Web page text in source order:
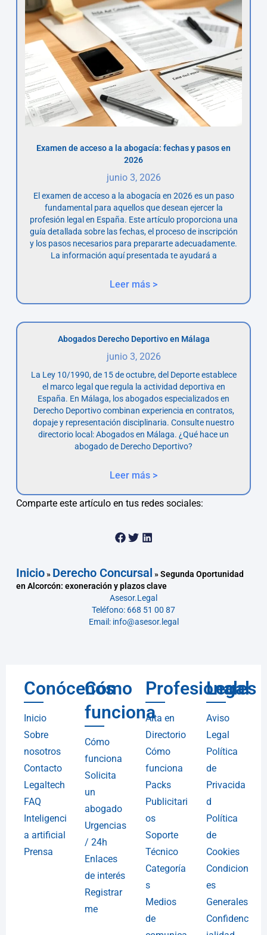
Examen de acceso a la abogacía: fechas y pasos en
2026
junio 3, 2026
El examen de acceso a la abogacía en 2026 es un paso
fundamental para aquellos que desean ejercer la
profesión legal en España. Este artículo proporciona una
guía detallada sobre las fechas, el proceso de inscripción
y los pasos necesarios para prepararte adecuadamente.
La información aquí presentada te ayudará a
Leer más >
Abogados Derecho Deportivo en Málaga
junio 3, 2026
La Ley 10/1990, de 15 de octubre, del Deporte establece
el marco legal que regula la actividad deportiva en
España. En Málaga, los abogados especializados en
Derecho Deportivo combinan experiencia en contratos,
dopaje y representación disciplinaria. Consulte nuestro
directorio local: Abogados en Málaga. ¿Qué hace un
abogado de Derecho Deportivo?
Leer más >
Comparte este artículo en tus redes sociales:
Inicio» Derecho Concursal »Segunda Oportunidad
en Alcorcón: exoneración y plazos clave
Asesor.Legal
Teléfono: 668 51 00 87
Email: info@asesor.legal
Conócenos
Inicio
Sobre
nosotros
Contacto
Legaltech
FAQ
Inteligenci
a artificial
Prensa
Cómo
funciona
Cómo
funciona
Solicita
un
abogado
Urgencias
/ 24h
Enlaces
de interés
Registrar
me
Profesionales
Alta en
Directorio
Cómo
funciona
Packs
Publicitari
os
Soporte
Técnico
Categoría
s
Medios
de
Legal
Aviso
Legal
Política
de
Privacida
d
Política
de
Cookies
Condicion
es
Generales
Confidenc